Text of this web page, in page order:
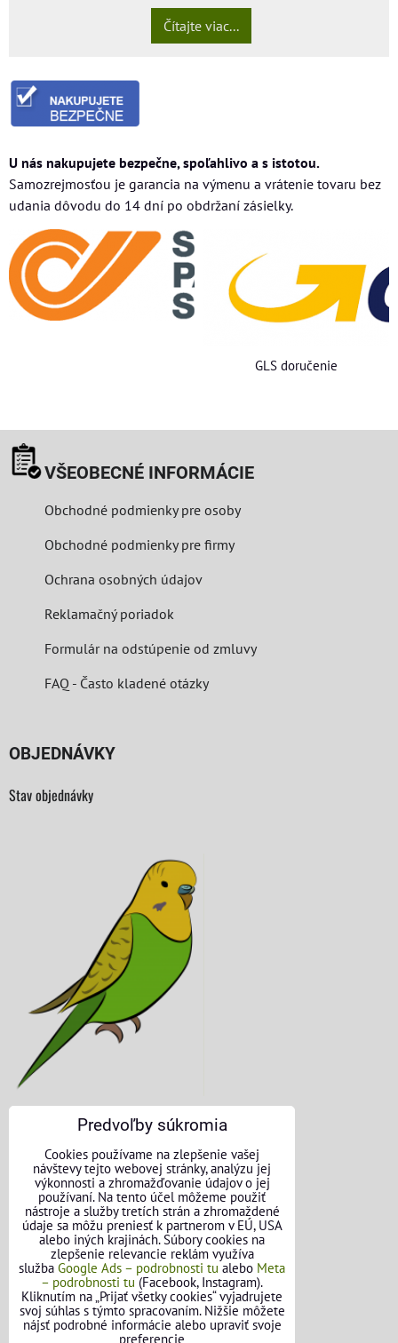
Čítajte viac...
U nás nakupujete bezpečne, spoľahlivo a s istotou.
Samozrejmosťou je garancia na výmenu a vrátenie tovaru bez
udania dôvodu do 14 dní po obdržaní zásielky.
GLS doručenie
VŠEOBECNÉ INFORMÁCIE
Obchodné podmienky pre osoby
Obchodné podmienky pre firmy
Ochrana osobných údajov
Reklamačný poriadok
Formulár na odstúpenie od zmluvy
FAQ - Často kladené otázky
OBJEDNÁVKY
Stav objednávky
KONTAKTNÉ ÚDAJE
O nás
Kontakt
Požičovňa náradia
Názory našich zákazníkov
Mapa stránok
Predvoľby súkromia
Cookies používame na zlepšenie vašej
návštevy tejto webovej stránky, analýzu jej
výkonnosti a zhromažďovanie údajov o jej
používaní. Na tento účel môžeme použiť
nástroje a služby tretích strán a zhromaždené
údaje sa môžu preniesť k partnerom v EÚ, USA
alebo iných krajinách. Súbory cookies na
zlepšenie relevancie reklám využíva
služba Google Ads – podrobnosti tu alebo Meta
– podrobnosti tu (Facebook, Instagram).
Kliknutím na „Prijať všetky cookies“ vyjadrujete
svoj súhlas s týmto spracovaním. Nižšie môžete
nájsť podrobné informácie alebo upraviť svoje
preferencie